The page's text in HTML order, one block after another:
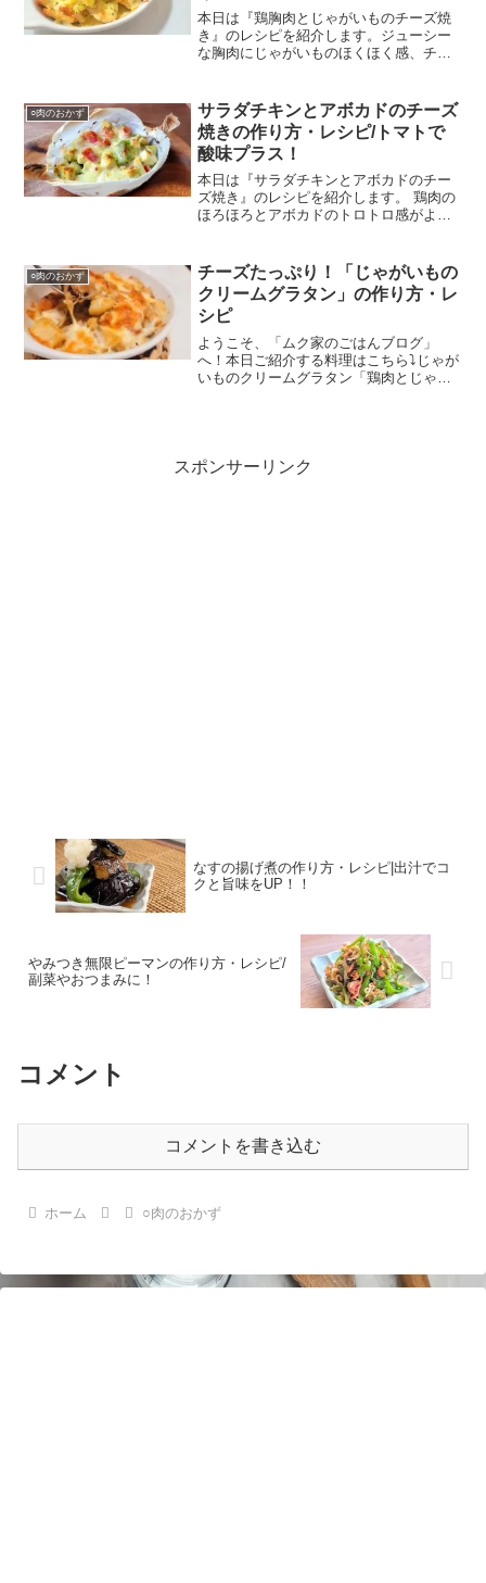
本日は『鶏胸肉とじゃがいものチーズ焼
き』のレシピを紹介します。ジューシー
な胸肉にじゃがいものほくほく感、チー
る方法を教えています。
○肉のおかず
サラダチキンとアボカドのチーズ
焼きの作り方・レシピ/トマトで
酸味プラス！
本日は『サラダチキンとアボカドのチー
ズ焼き』のレシピを紹介します。 鶏肉の
ほろほろとアボカドのトロトロ感がよ
○肉のおかず
チーズたっぷり！「じゃがいもの
クリームグラタン」の作り方・レ
シピ
ようこそ、「ムク家のごはんブログ」
へ！本日ご紹介する料理はこちら⤵じゃが
いものクリームグラタン「鶏肉とじゃが
スポンサーリンク
なすの揚げ煮の作り方・レシピ|出汁でコ
クと旨味をUP！！
やみつき無限ピーマンの作り方・レシピ/
副菜やおつまみに！
コメント
コメントを書き込む
ホーム ○肉のおかず